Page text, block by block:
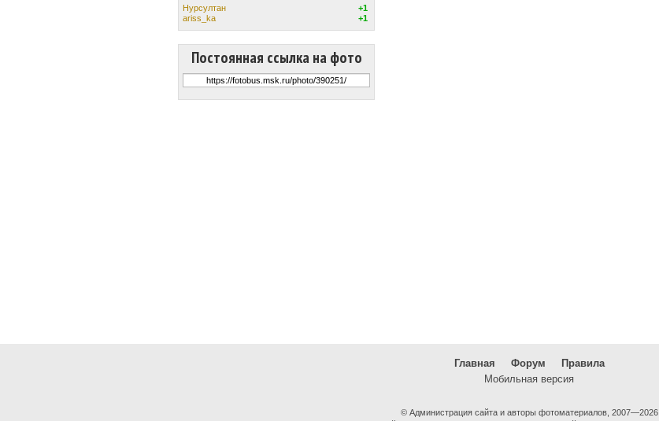
Нурсултан
+1
ariss_ka
+1
Постоянная ссылка на фото
Главная Форум
Правила
Мобильная версия
© Администрация сайта и авторы фотоматериалов, 2007—2026